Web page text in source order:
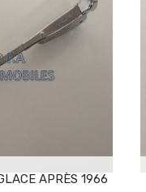
APRÈS 1966